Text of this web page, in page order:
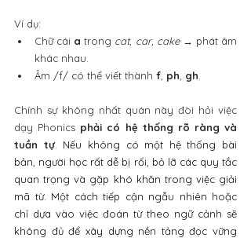
Ví dụ:
Chữ cái a trong cat, car, cake → phát âm
khác nhau.
Âm /f/ có thể viết thành f ph gh
Chính sự không nhất quán này đòi hỏi việc
dạy Phonics phải có hệ thống rõ ràng và
tuần tự. Nếu không có một hệ thống bài
bản, người học rất dễ bị rối, bỏ lỡ các quy tắc
quan trọng và gặp khó khăn trong việc giải
mã từ. Một cách tiếp cận ngẫu nhiên hoặc
chỉ dựa vào việc đoán từ theo ngữ cảnh sẽ
không đủ để xây dựng nền tảng đọc vững